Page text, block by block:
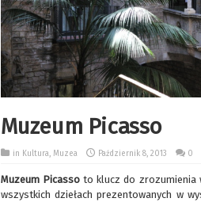
Muzeum Picasso
in Kultura, Muzea Październik 8, 2013 0
Muzeum Picasso to klucz do zrozumienia
wszystkich dziełach prezentowanych w